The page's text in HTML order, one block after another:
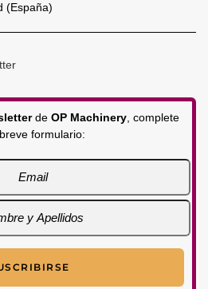
(España)
de OP Machinery, complete
formulario: